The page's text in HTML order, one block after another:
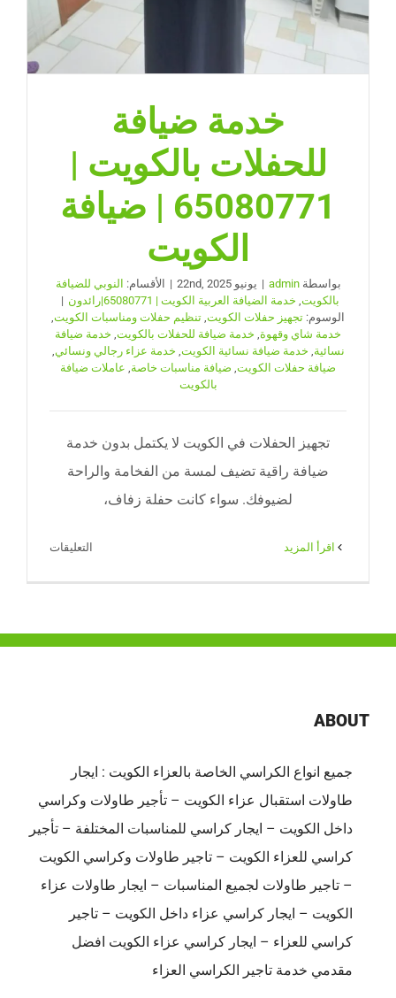
خدمة ضيافة
للحفلات بالكويت |
65080771 | ضيافة
الكويت
بواسطةadmin
| يونيو 22nd, 2025 | الأقسام: النوبي للضيافة
بالكويت خدمة الضيافة العربية الكويت | 65080771|رائدون
|
الوسوم: تجهيز حفلات الكويت تنظيم حفلات ومناسبات الكويت
خدمة شاي وقهوة خدمة ضيافة للحفلات بالكويت خدمة ضيافة
نسائية خدمة ضيافة نسائية الكويت خدمة عزاء رجالي ونسائي
ضيافة حفلات الكويت ضيافة مناسبات خاصة عاملات ضيافة
بالكويت
تجهيز الحفلات في الكويت لا يكتمل بدون خدمة
ضيافة راقية تضيف لمسة من الفخامة والراحة
لضيوفك. سواء كانت حفلة زفاف،
التعليقات
ABOUT
جميع انواع الكراسي الخاصة بالعزاء الكويت : ايجار
طاولات استقبال عزاء الكويت – تأجير طاولات وكراسي
داخل الكويت – ايجار كراسي للمناسبات المختلفة – تأجير
كراسي للعزاء الكويت – تاجير طاولات وكراسي الكويت
– تاجير طاولات لجميع المناسبات – ايجار طاولات عزاء
الكويت – ايجار كراسي عزاء داخل الكويت – تاجير
كراسي للعزاء – ايجار كراسي عزاء الكويت افضل
مقدمي خدمة تاجير الكراسي العزاء